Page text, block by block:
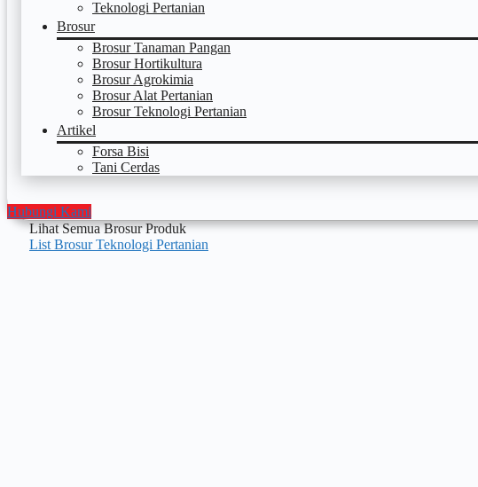
Teknologi Pertanian
Brosur
Brosur Tanaman Pangan
Brosur Hortikultura
Brosur Agrokimia
Brosur Alat Pertanian
Brosur Teknologi Pertanian
Artikel
Forsa Bisi
Tani Cerdas
Hubungi Kami
Lihat Semua Brosur Produk
List Brosur Teknologi Pertanian